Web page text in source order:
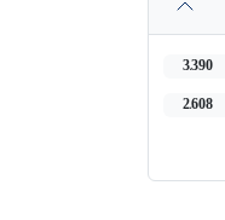
3,390
2,608